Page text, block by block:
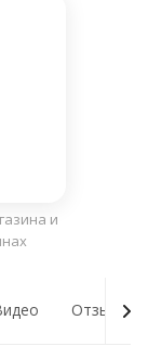
и
Отзывы о